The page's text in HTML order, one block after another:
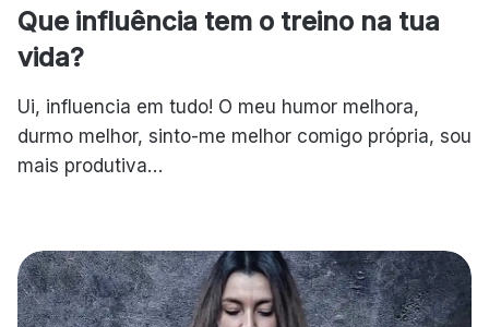
Que influência tem o treino na tua
vida?
Ui, influencia em tudo! O meu humor melhora,
durmo melhor, sinto-me melhor comigo própria, sou
mais produtiva…